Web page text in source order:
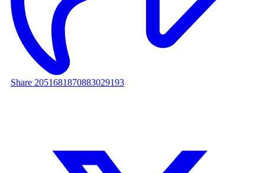
Share 2051681870883029193